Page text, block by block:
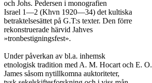
och Johs. Pedersen i monografien
Israel 1—2 (Khvn 1920—34) det kultiska
betraktelsesättet på G.T:s texter. Den förre
rekonstruerade härvid Jahves
»tronbestigningsfest».
Under påverkan av bl.a. inhemsk
etnologisk tradition med A. M. Hocart och E. O.
James såsom nytillkomna auktoriteter,